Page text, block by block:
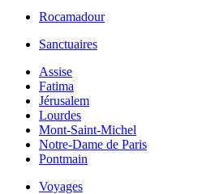
Rocamadour
Sanctuaires
Assise
Fatima
Jérusalem
Lourdes
Mont-Saint-Michel
Notre-Dame de Paris
Pontmain
Voyages